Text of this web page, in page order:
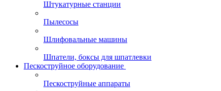
Штукатурные станции
Пылесосы
Шлифовальные машины
Шпатели, боксы для шпатлевки
Пескоструйное оборудование
Пескоструйные аппараты